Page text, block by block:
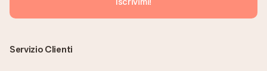
Servizio Clienti